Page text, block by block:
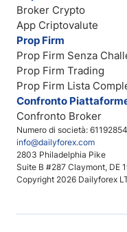
Numero di società:
info@dailyforex.com
2803 Philadelphia Pike
Suite B #287 Claymont, DE
Copyright 2026 Dailyforex
Broker Crypto
App Criptovalute
Prop Firm
Prop Firm Senza
Prop Firm Trading
Prop Firm Lista
Confronto
Confronto Broker